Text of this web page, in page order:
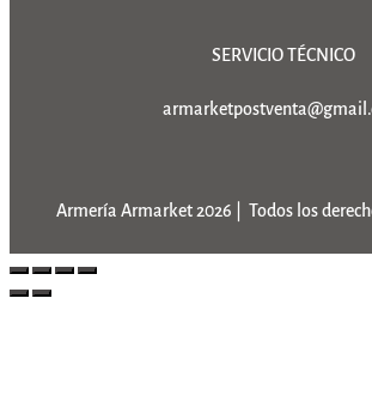
SERVICIO TÉCNICO
Armería Armarket 2026 | Todos los